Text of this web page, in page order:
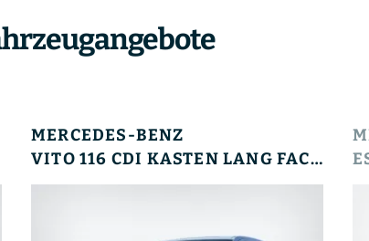
MERCEDES-BENZ
VITO 116 CDI KASTEN LANG FACELIFT KAM. KLIMAA